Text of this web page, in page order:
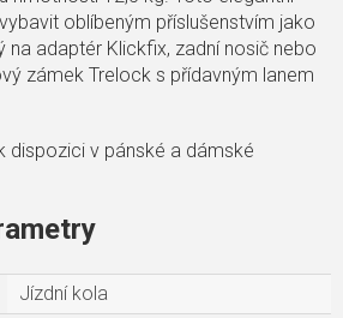
oblíbeným příslušenstvím jako
na adaptér Klickfix, zadní nosič nebo
zámek Trelock s přídavným lanem
dispozici v pánské a dámské
Jízdní kola